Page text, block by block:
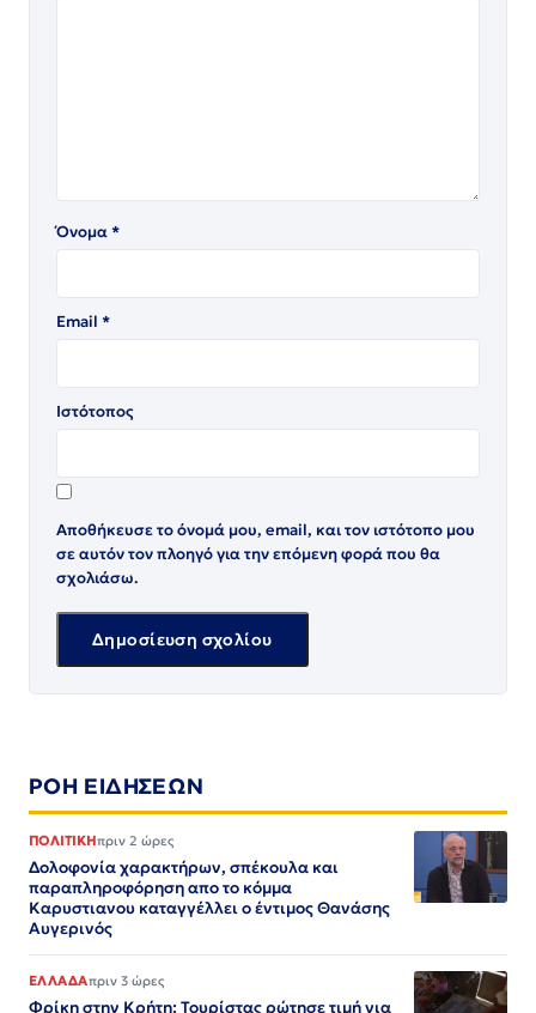
Όνομα*
Email *
Ιστότοπος
Αποθήκευσε το όνομά μου, email, και τον ιστότοπο μου
σε αυτόν τον πλοηγό για την επόμενη φορά που θα
σχολιάσω.
ΡΟΗ ΕΙΔΗΣΕΩΝ
ΠΟΛΙΤΙΚΗπριν 2 ώρες
Δολοφονία χαρακτήρων, σπέκουλα και
παραπληροφόρηση απο το κόμμα
Καρυστιανου καταγγέλλει ο έντιμος Θανάσης
Αυγερινός
ΕΛΛΑΔΑπριν 3 ώρες
Φρίκη στην Κρήτη: Τουρίστας ρώτησε τιμή για